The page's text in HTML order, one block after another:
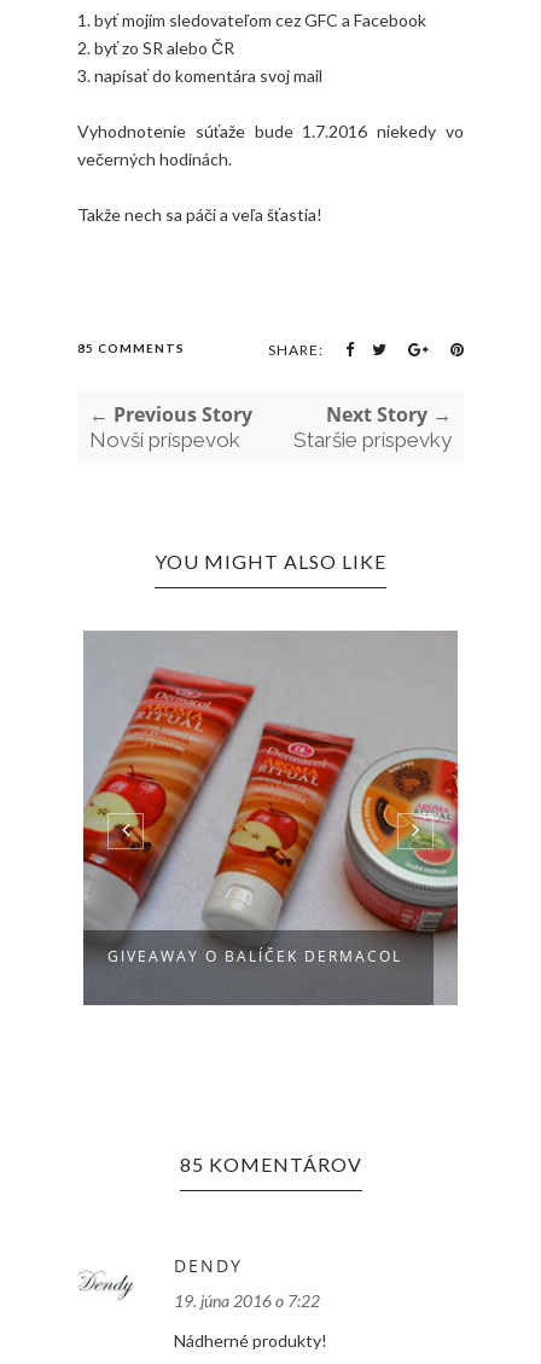
1. byť mojím sledovateľom cez GFC a Facebook
2. byť zo SR alebo ČR
3. napísať do komentára svoj mail
Vyhodnotenie súťaže bude 1.7.2016 niekedy vo
večerných hodinách.
Takže nech sa páči a veľa šťastia!
85 COMMENTS SHARE:
← Previous Story
Novší príspevok
Next Story →
Staršie príspevky
YOU MIGHT ALSO LIKE
GIVEAWAY O BALÍČEK DERMACOL
85 KOMENTÁROV
DENDY
19. júna 2016 o 7:22
Nádherné produkty!